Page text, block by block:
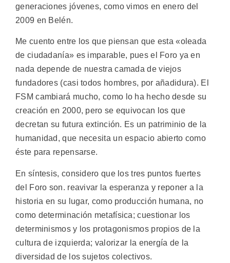
generaciones jóvenes, como vimos en enero del
2009 en Belén.
Me cuento entre los que piensan que esta «oleada
de ciudadanía» es imparable, pues el Foro ya en
nada depende de nuestra camada de viejos
fundadores (casi todos hombres, por añadidura). El
FSM cambiará mucho, como lo ha hecho desde su
creación en 2000, pero se equivocan los que
decretan su futura extinción. Es un patriminio de la
humanidad, que necesita un espacio abierto como
éste para repensarse.
En síntesis, considero que los tres puntos fuertes
del Foro son. reavivar la esperanza y reponer a la
historia en su lugar, como producción humana, no
como determinación metafísica; cuestionar los
determinismos y los protagonismos propios de la
cultura de izquierda; valorizar la energía de la
diversidad de los sujetos colectivos.